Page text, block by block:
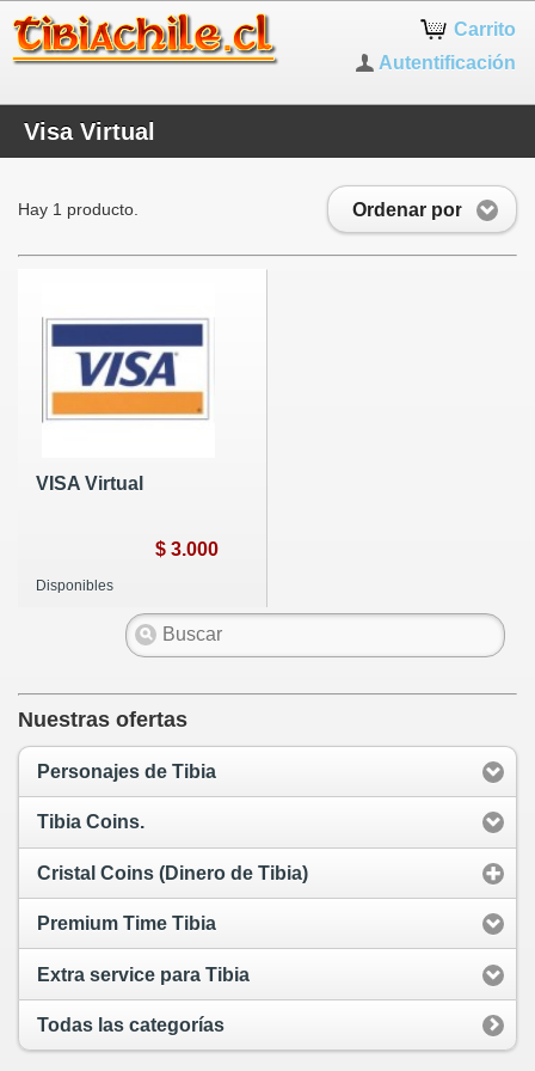
Carrito
Autentificación
Visa Virtual
Ordenar por
Hay 1 producto.
VISA Virtual
$ 3.000
Disponibles
Nuestras ofertas
Personajes de Tibia
Tibia Coins.
Cristal Coins (Dinero de Tibia)
Premium Time Tibia
Extra service para Tibia
Todas las categorías